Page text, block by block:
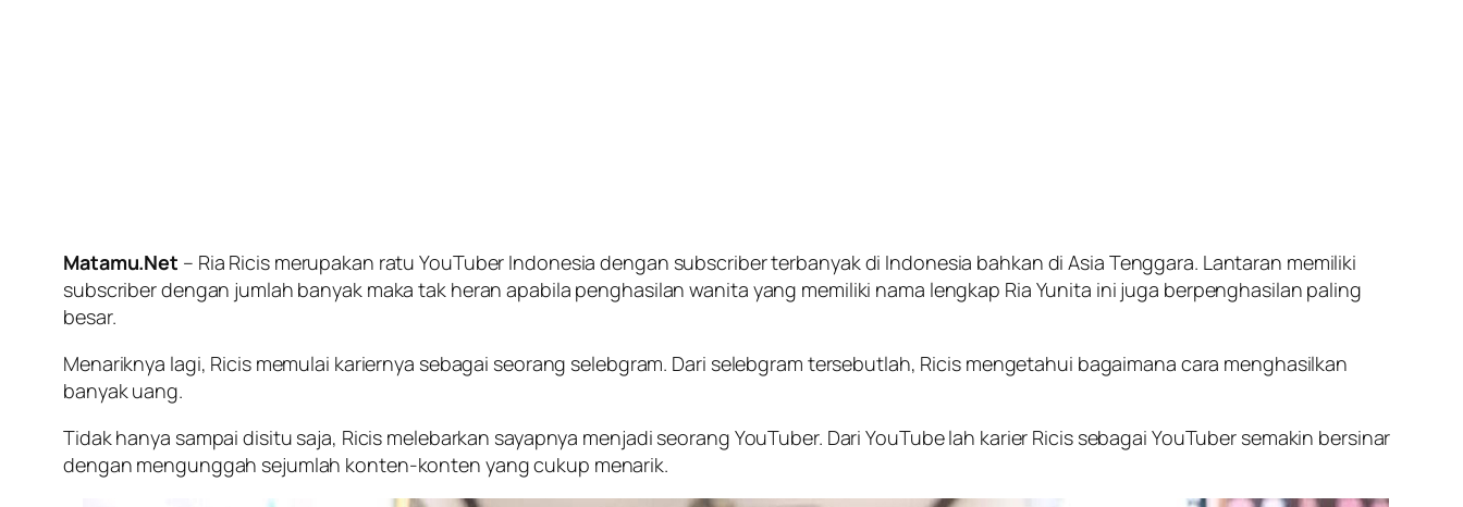
Matamu.Net – Ria Ricis merupakan ratu YouTuber Indonesia dengan subscriber terbanyak di Indonesia bahkan di Asia Tenggara. Lantaran memiliki
subscriber dengan jumlah banyak maka tak heran apabila penghasilan wanita yang memiliki nama lengkap Ria Yunita ini juga berpenghasilan paling
besar.
Menariknya lagi, Ricis memulai kariernya sebagai seorang selebgram. Dari selebgram tersebutlah, Ricis mengetahui bagaimana cara menghasilkan
banyak uang.
Tidak hanya sampai disitu saja, Ricis melebarkan sayapnya menjadi seorang YouTuber. Dari YouTube lah karier Ricis sebagai YouTuber semakin bersinar
dengan mengunggah sejumlah konten-konten yang cukup menarik.